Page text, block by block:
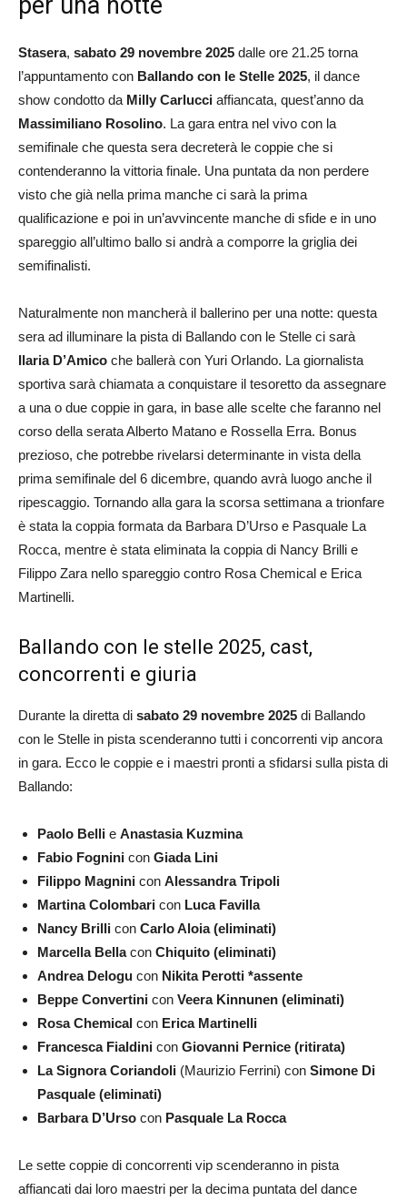
Stasera, sabato 29 novembre 2025 dalle ore 21.25 torna
l’appuntamento con Ballando con le Stelle 2025, il dance
show condotto da Milly Carlucci affiancata, quest’anno da
Massimiliano Rosolino. La gara entra nel vivo con la
semifinale che questa sera decreterà le coppie che si
contenderanno la vittoria finale. Una puntata da non perdere
visto che già nella prima manche ci sarà la prima
qualificazione e poi in un’avvincente manche di sfide e in uno
spareggio all’ultimo ballo si andrà a comporre la griglia dei
semifinalisti.
Naturalmente non mancherà il ballerino per una notte: questa
sera ad illuminare la pista di Ballando con le Stelle ci sarà
Ilaria D’Amico che ballerà con Yuri Orlando. La giornalista
sportiva sarà chiamata a conquistare il tesoretto da assegnare
a una o due coppie in gara, in base alle scelte che faranno nel
corso della serata Alberto Matano e Rossella Erra. Bonus
prezioso, che potrebbe rivelarsi determinante in vista della
prima semifinale del 6 dicembre, quando avrà luogo anche il
ripescaggio. Tornando alla gara la scorsa settimana a trionfare
è stata la coppia formata da Barbara D’Urso e Pasquale La
Rocca, mentre è stata eliminata la coppia di Nancy Brilli e
Filippo Zara nello spareggio contro Rosa Chemical e Erica
Martinelli.
Ballando con le stelle 2025, cast,
concorrenti e giuria
Durante la diretta di sabato 29 novembre 2025 di Ballando
con le Stelle in pista scenderanno tutti i concorrenti vip ancora
in gara. Ecco le coppie e i maestri pronti a sfidarsi sulla pista di
Ballando:
Paolo Belli e Anastasia Kuzmina
Fabio Fognini con Giada Lini
Filippo Magnini con Alessandra Tripoli
Martina Colombari con Luca Favilla
Nancy Brilli con Carlo Aloia (eliminati)
Marcella Bellacon Chiquito (eliminati)
Andrea Delogu con Nikita Perotti *assente
Beppe Convertini con Veera Kinnunen (eliminati)
Rosa Chemical con Erica Martinelli
Francesca Fialdini con Giovanni Pernice (ritirata)
La Signora Coriandoli (Maurizio Ferrini) con Simone Di
Pasquale (eliminati)
Barbara D’Urso con Pasquale La Rocca
Le sette coppie di concorrenti vip scenderanno in pista
affiancati dai loro maestri per la decima puntata del dance